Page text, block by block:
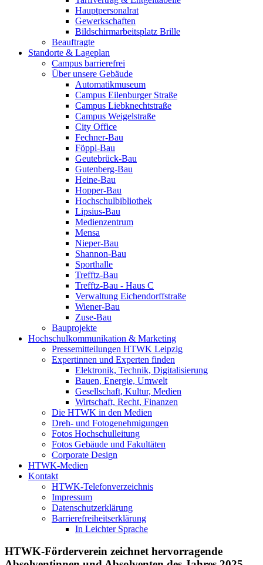
Hauptpersonalrat
Gewerkschaften
Bildschirmarbeitsplatz Brille
Beauftragte
Standorte & Lageplan
Campus barrierefrei
Über unsere Gebäude
Automatikmuseum
Campus Eilenburger Straße
Campus Liebknechtstraße
Campus Weigelstraße
City Office
Fechner-Bau
Föppl-Bau
Geutebrück-Bau
Gutenberg-Bau
Heine-Bau
Hopper-Bau
Hochschulbibliothek
Lipsius-Bau
Medienzentrum
Mensa
Nieper-Bau
Shannon-Bau
Sporthalle
Trefftz-Bau
Trefftz-Bau - Haus C
Verwaltung Eichendorffstraße
Wiener-Bau
Zuse-Bau
Bauprojekte
Hochschulkommunikation & Marketing
Pressemitteilungen HTWK Leipzig
Expertinnen und Experten finden
Elektronik, Technik, Digitalisierung
Bauen, Energie, Umwelt
Gesellschaft, Kultur, Medien
Wirtschaft, Recht, Finanzen
Die HTWK in den Medien
Dreh- und Fotogenehmigungen
Fotos Hochschulleitung
Fotos Gebäude und Fakultäten
Corporate Design
HTWK-Medien
Kontakt
HTWK-Telefonverzeichnis
Impressum
Datenschutzerklärung
Barrierefreiheitserklärung
In Leichter Sprache
HTWK-Förderverein zeichnet hervorragende